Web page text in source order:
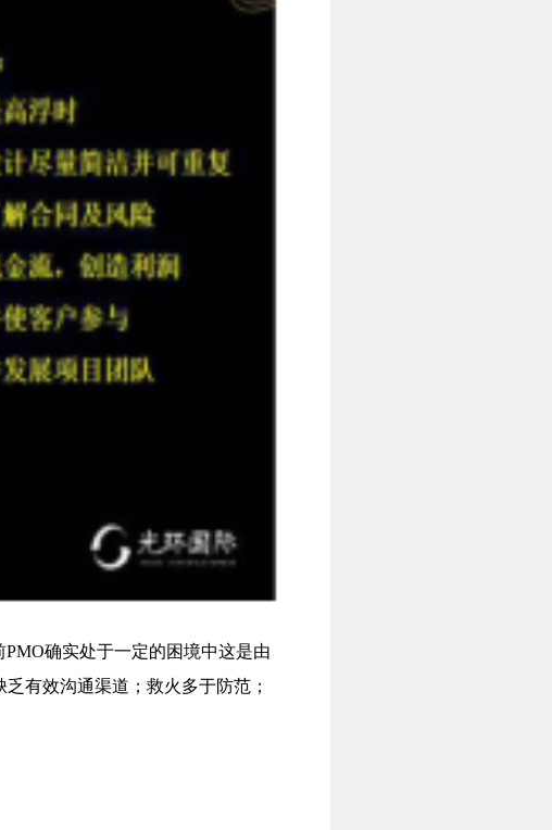
确实处于一定的困境中这是由
有效沟通渠道；救火多于防范；